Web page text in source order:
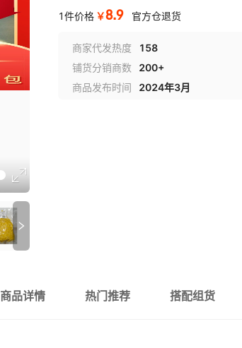
1件价格 ￥8.9 官方仓退货
商家代发热度
158
铺货分销商数
200+
商品发布时间
2024年3月
商品详情 热门推荐 搭配组货